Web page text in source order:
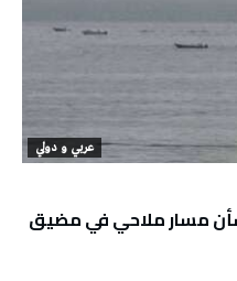
عربي و دولي
مسار ملاحي في مضيق